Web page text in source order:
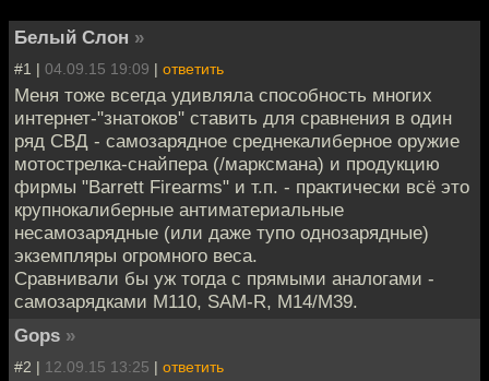
Белый Слон »
#1 | 04.09.15 19:09 | ответить
Меня тоже всегда удивляла способность многих
интернет-"знатоков" ставить для сравнения в один
ряд СВД - самозарядное среднекалиберное оружие
мотострелка-снайпера (/марксмана) и продукцию
фирмы "Barrett Firearms" и т.п. - практически всё это
крупнокалиберные антиматериальные
несамозарядные (или даже тупо однозарядные)
экземпляры огромного веса.
Сравнивали бы уж тогда с прямыми аналогами -
самозарядками M110, SAM-R, M14/M39.
Gops »
#2 | 12.09.15 13:25 | ответить